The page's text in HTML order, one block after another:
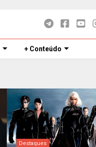
+ Conteúdo
Destaques